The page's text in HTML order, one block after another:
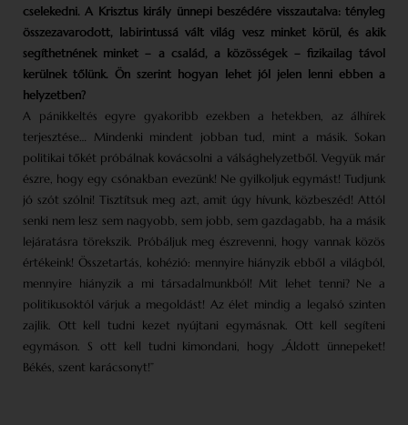
cselekedni. A Krisztus király ünnepi beszédére visszautalva: tényleg
összezavarodott, labirintussá vált világ vesz minket körül, és akik
segíthetnének minket – a család, a közösségek – fizikailag távol
kerülnek tőlünk. Ön szerint hogyan lehet jól jelen lenni ebben a
helyzetben?
A pánikkeltés egyre gyakoribb ezekben a hetekben, az álhírek
terjesztése… Mindenki mindent jobban tud, mint a másik. Sokan
politikai tőkét próbálnak kovácsolni a válsághelyzetből. Vegyük már
észre, hogy egy csónakban evezünk! Ne gyilkoljuk egymást! Tudjunk
jó szót szólni! Tisztítsuk meg azt, amit úgy hívunk, közbeszéd! Attól
senki nem lesz sem nagyobb, sem jobb, sem gazdagabb, ha a másik
lejáratásra törekszik. Próbáljuk meg észrevenni, hogy vannak közös
értékeink! Összetartás, kohézió: mennyire hiányzik ebből a világból,
mennyire hiányzik a mi társadalmunkból! Mit lehet tenni? Ne a
politikusoktól várjuk a megoldást! Az élet mindig a legalsó szinten
zajlik. Ott kell tudni kezet nyújtani egymásnak. Ott kell segíteni
egymáson. S ott kell tudni kimondani, hogy „Áldott ünnepeket!
Békés, szent karácsonyt!”